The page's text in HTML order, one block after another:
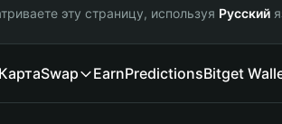
эту страницу, используя Русский
КартаSwap EarnPredictionsBitget